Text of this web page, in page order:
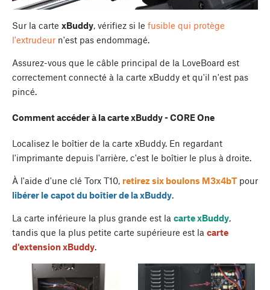
Sur la carte xBuddy, vérifiez si le fusible qui protège
l'extrudeur n'est pas endommagé.
Assurez-vous que le câble principal de la LoveBoard est
correctement connecté à la carte xBuddy et qu'il n'est pas
pincé.
Comment accéder à la carte xBuddy - CORE One
Localisez le boîtier de la carte xBuddy. En regardant
l'imprimante depuis l'arrière, c'est le boîtier le plus à droite.
À l'aide d'une clé Torx T10, retirez six boulons M3x4bT pour
libérer le capot du boîtier de la xBuddy
La carte inférieure la plus grande est la carte xBuddy
tandis que la plus petite carte supérieure est la carte
d'extension xBuddy